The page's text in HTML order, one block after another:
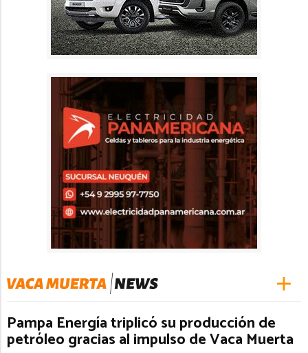
Pampa Energía triplicó su producción de
petróleo gracias al impulso de Vaca Muerta